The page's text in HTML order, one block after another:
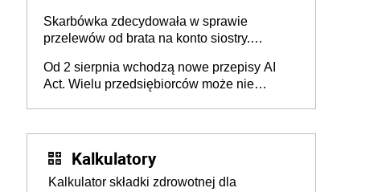
Skarbówka zdecydowała w sprawie
przelewów od brata na konto siostry.
darowizna, ale podatku jednak nie będzie
Od 2 sierpnia wchodzą nowe przepisy AI
Act. Wielu przedsiębiorców może nie
Kalkulatory
Kalkulator składki zdrowotnej dla